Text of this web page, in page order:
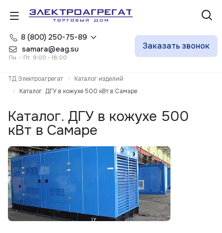
8 (800) 250-75-89
samara@eag.su
Пн. - Пт. 9:00 - 18:00
Заказать звонок
ТД Электроагрегат
Каталог изделий
Каталог. ДГУ в кожухе 500 кВт в Самаре
Каталог. ДГУ в кожухе 500
кВт в Самаре